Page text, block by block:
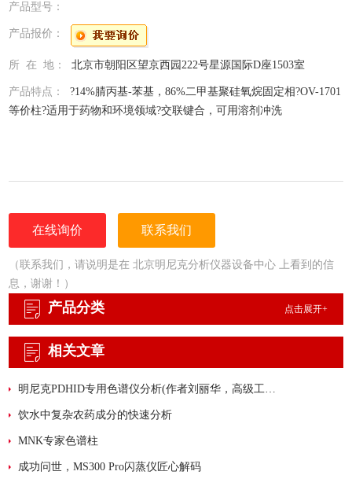
产品型号：
产品报价：
所 在 地：北京市朝阳区望京西园222号星源国际D座1503室
产品特点：?14%腈丙基-苯基，86%二甲基聚硅氧烷固定相?OV-1701
等价柱?适用于药物和环境领域?交联键合，可用溶剂冲洗
在线询价 联系我们
（联系我们，请说明是在 北京明尼克分析仪器设备中心 上看到的信
息，谢谢！）
产品分类 点击展开+
相关文章
明尼克PDHID专用色谱仪分析(​作者刘丽华，高级工程师)
饮水中复杂农药成分的快速分析
MNK专家色谱柱
成功问世，MS300 Pro闪蒸仪匠心解码